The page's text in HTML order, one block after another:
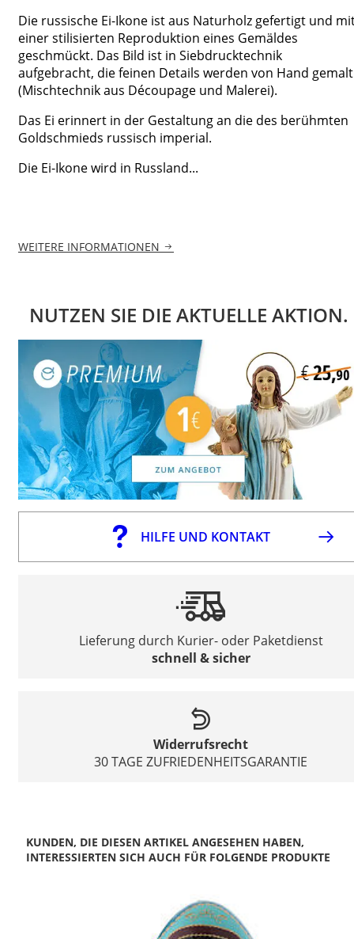
Die russische Ei-Ikone ist aus Naturholz gefertigt und
einer stilisierten Reproduktion eines Gemäldes
geschmückt. Das Bild ist in Siebdrucktechnik
aufgebracht, die feinen Details werden von Hand gemalt
(Mischtechnik aus Découpage und Malerei).
Das Ei erinnert in der Gestaltung an die des berühmten
Goldschmieds russisch imperial.
Die Ei-Ikone wird in Russland...
WEITERE INFORMATIONEN
NUTZEN SIE DIE AKTUELLE AKTION.
HILFE UND KONTAKT
Lieferung durch Kurier- oder Paketdienst
schnell & sicher
Widerrufsrecht
30 TAGE ZUFRIEDENHEITSGARANTIE
KUNDEN, DIE DIESEN ARTIKEL ANGESEHEN HABEN,
INTERESSIERTEN SICH AUCH FÜR FOLGENDE PRODUKTE